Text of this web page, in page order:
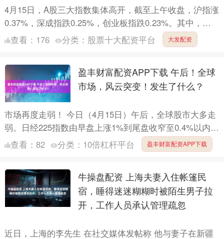
4月15日，A股三大指数集体高开，截至上午收盘，沪指涨
0.37%，深成指跌0.25%，创业板指跌0.23%。其中，创
业板指一度突破2021年7月22日留下的35....
查看： 176 分类： 股票十大配资平台 大发配资
盈丰财富配资APP下载 午后！全球
市场，风云突变！发生了什么？
市场再度走弱！ 今日（4月15日）午后，全球股市大多走
弱。日经225指数由早盘上涨1%到尾盘收窄至0.4%以内，
韩国股指亦由上涨3.5%收窄至2%以内。A股市场....
查看： 82 分类： 10倍杠杆平台 盈丰财富配资APP下载
牛操盘配资 上海夫妻入住帐篷民
宿，睡得迷迷糊糊时被陌生男子拉
开，工作人员承认管理疏忽
近日，上海的李先生 在社交媒体发帖称 他与妻子在新疆